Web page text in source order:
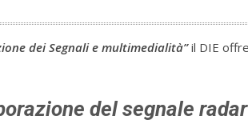
dei Segnali e multimedialità” il DIE
del segnale radar